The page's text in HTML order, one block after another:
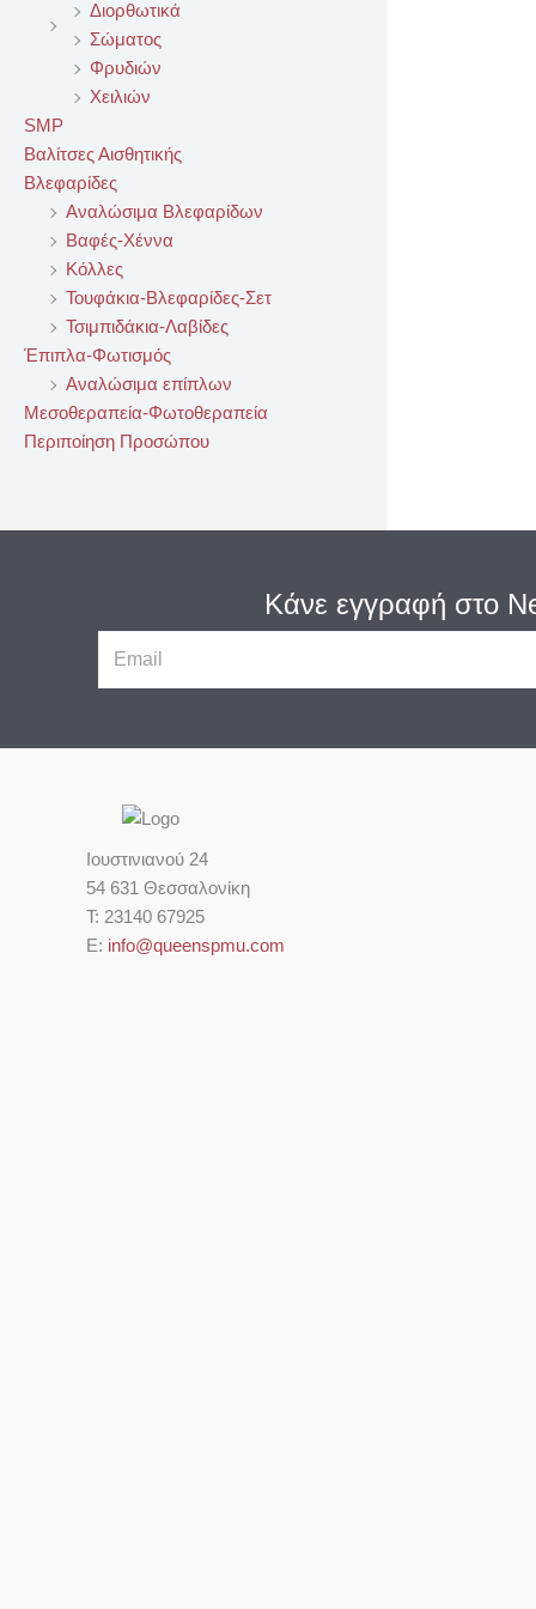
Διορθωτικά
Σώματος
Φρυδιών
Χειλιών
SMP
Βαλίτσες Αισθητικής
Βλεφαρίδες
Αναλώσιμα Βλεφαρίδων
Βαφές-Χέννα
Κόλλες
Τουφάκια-Βλεφαρίδες-Σετ
Τσιμπιδάκια-Λαβίδες
Έπιπλα-Φωτισμός
Αναλώσιμα επίπλων
Μεσοθεραπεία-Φωτοθεραπεία
Περιποίηση Προσώπου
Κάνε εγγραφή στο
Ιουστινιανού 24
54 631 Θεσσαλονίκη
Τ: 23140 67925
Ε: info@queenspmu.com